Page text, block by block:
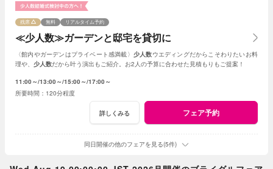
≪少人数≫ガーデンと邸宅を貸切に
残席 無料 リアルタイム予約
〈館内やガーデンはプライベート感満載〉 少人数ウエディングだからこそわりたいお料
理や、 少人数だから叶う演出もご紹介。お2人の予算に合わせた見積もりもご提案！
11:00～ 13:00～ 15:00～ 17:00～
120分程度
詳しくみる フェア予約
同日開催の他のフェアを見る(5件)